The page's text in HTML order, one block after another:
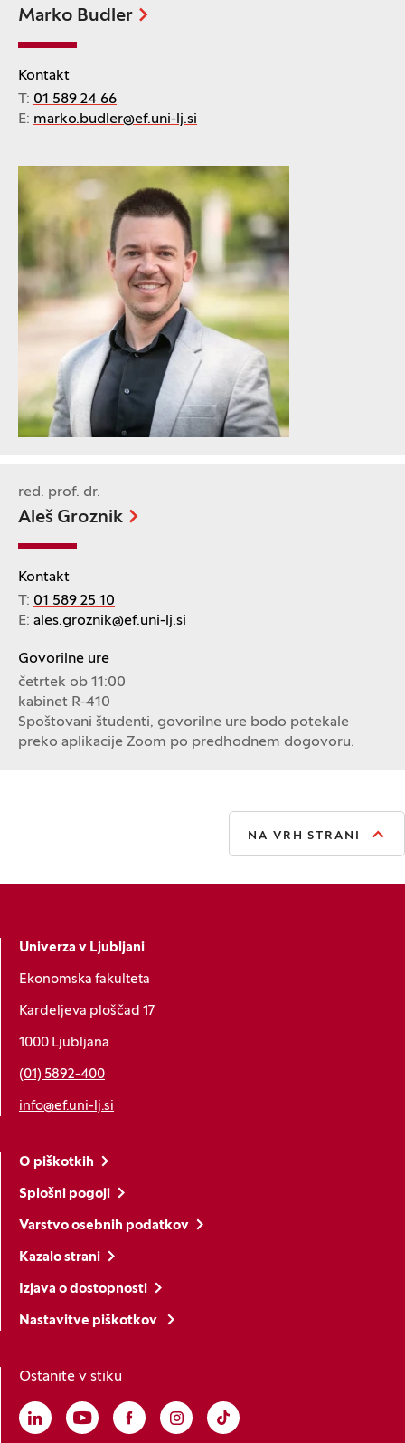
Marko Budler
Kontakt
T: 01 589 24 66
E: marko.budler@ef.uni-lj.si
red. prof. dr.
Aleš Groznik
Kontakt
T: 01 589 25 10
E: ales.groznik@ef.uni-lj.si
Govorilne ure
četrtek ob 11:00
kabinet R-410
Spoštovani študenti, govorilne ure bodo potekale
preko aplikacije Zoom po predhodnem dogovoru.
NA VRH STRANI
Univerza v Ljubljani
Ekonomska fakulteta
Kardeljeva ploščad 17
1000 Ljubljana
(01) 5892-400
info@ef.uni-lj.si
O piškotkih
Splošni pogoji
Varstvo osebnih podatkov
Kazalo strani
Izjava o dostopnosti
Nastavitve piškotkov
Ostanite v stiku
Linkedin
(Odpre se v novem oknu)
Youtube
(Odpre se v novem oknu)
Facebook
(Odpre se v novem oknu)
Instagram
(Odpre se v novem oknu)
TikTok
(Odpre se v novem oknu)